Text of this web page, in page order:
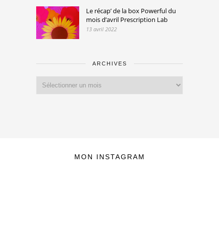
Le récap’ de la box Powerful du
mois d’avril Prescription Lab
13 avril 2022
ARCHIVES
MON INSTAGRAM